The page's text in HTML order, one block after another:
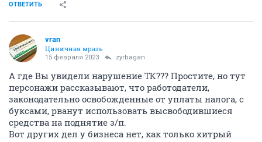
ОТВЕТИТЬ
vran
Циничная мразь
15 февраля 2023 zyrbagan
А где Вы увидели нарушение ТК??? Простите, но тут
персонажи рассказывают, что работодатели,
законодательно освобожденные от уплаты налога, с
буксами, рванут использовать высвободившиеся
средства на поднятие з/п.
Вот других дел у бизнеса нет, как только хитрый